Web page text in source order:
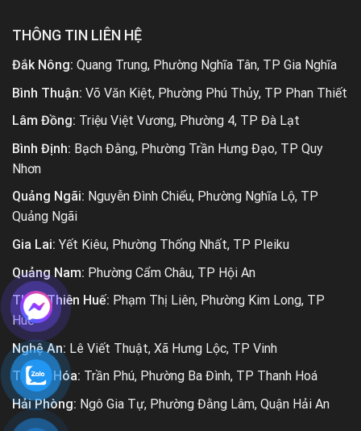
THÔNG TIN LIÊN HỆ
Đắk Nông: Quang Trung, Phường Nghĩa Tân, TP Gia Nghĩa
Bình Thuận: Võ Văn Kiệt, Phường Phú Thủy, TP Phan Thiết
Lâm Đồng: Triệu Việt Vương, Phường 4, TP Đà Lạt
Bình Định: Bạch Đằng, Phường Trần Hưng Đạo, TP Quy
Nhơn
Quảng Ngãi: Nguyễn Đình Chiểu, Phường Nghĩa Lộ, TP
Quảng Ngãi
Gia Lai: Yết Kiêu, Phường Thống Nhất, TP Pleiku
Quảng Nam: Phường Cẩm Châu, TP Hội An
Thừa Thiên Huế: Phạm Thị Liên, Phường Kim Long, TP
Huế
Nghệ An: Lê Viết Thuật, Xã Hưng Lộc, TP Vinh
Thanh Hóa: Trần Phú, Phường Ba Đình, TP Thanh Hoá
Hải Phòng: Ngô Gia Tự, Phường Đằng Lâm, Quận Hải An